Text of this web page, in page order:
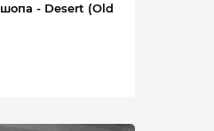
- Desert (Old